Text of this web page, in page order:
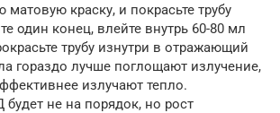
матовую краску, и покрасьте трубу
один конец, влейте внутрь 60-80 мл
трубу изнутри в отражающий
гораздо лучше поглощают излучение,
излучают тепло.
не на порядок, но рост